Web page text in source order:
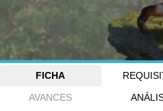
FICHA
AVANCES